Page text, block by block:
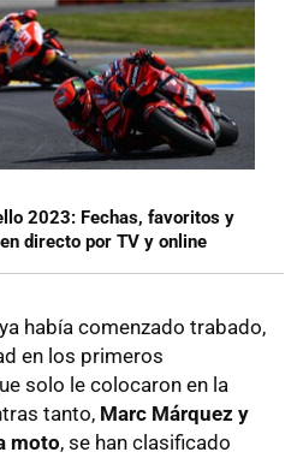
2023: Fechas, favoritos y
directo por TV y online
había comenzado trabado,
en los primeros
solo le colocaron en la
tanto, Marc Márquez y
moto, se han clasificado